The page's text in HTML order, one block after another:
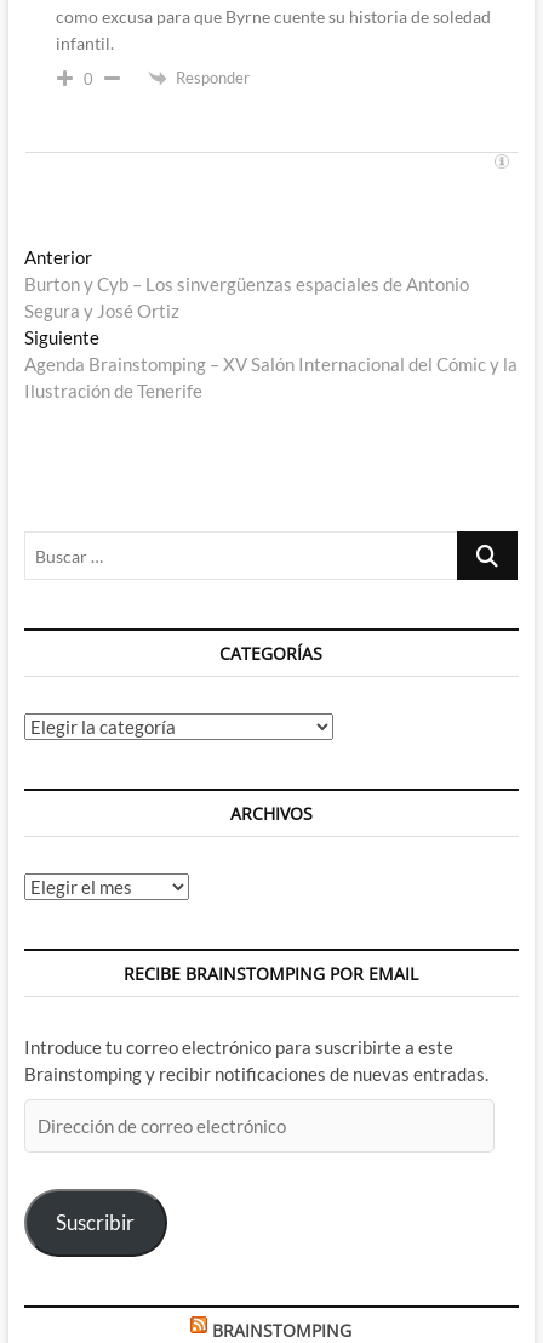
como excusa para que Byrne cuente su historia de soledad
infantil.
0 Responder
Navegación
de
entradas
AnteriorEntrada
anterior:
Burton y Cyb – Los sinvergüenzas espaciales de Antonio
Segura y José Ortiz
SiguienteEntrada
siguiente:
Agenda Brainstomping – XV Salón Internacional del Cómic y la
Ilustración de Tenerife
Buscar
CATEGORÍAS
Categorías
ARCHIVOS
Archivos
RECIBE BRAINSTOMPING POR EMAIL
Introduce tu correo electrónico para suscribirte a este
Brainstomping y recibir notificaciones de nuevas entradas.
de
electrónico
Suscribir
BRAINSTOMPING